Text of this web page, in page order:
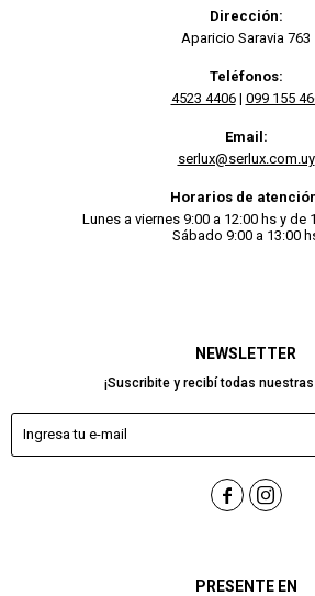
PRESENTE EN
NEWSLETTER
¡Suscribite y recibí todas
 
Dirección:
Aparicio Saravia 763
Teléfonos:
4523 4406| 099 155
Email:
serlux@serlux.com.uy
Horarios de
Lunes a viernes 9:00 a 12:00 hs y de
Sábado 9:00 a 13:00